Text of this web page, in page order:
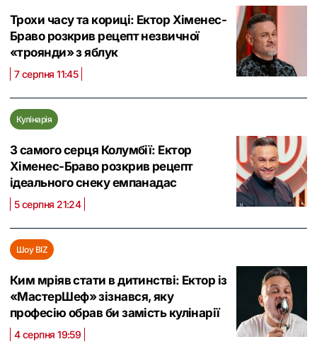
Трохи часу та кориці: Ектор Хіменес-
Браво розкрив рецепт незвичної
«троянди» з яблук
7 серпня 11:45
Кулінарія
З самого серця Колумбії: Ектор
Хіменес-Браво розкрив рецепт
ідеального снеку емпанадас
5 серпня 21:24
Шоу BIZ
Ким мріяв стати в дитинстві: Ектор із
«МастерШеф» зізнався, яку
професію обрав би замість кулінарії
4 серпня 19:59